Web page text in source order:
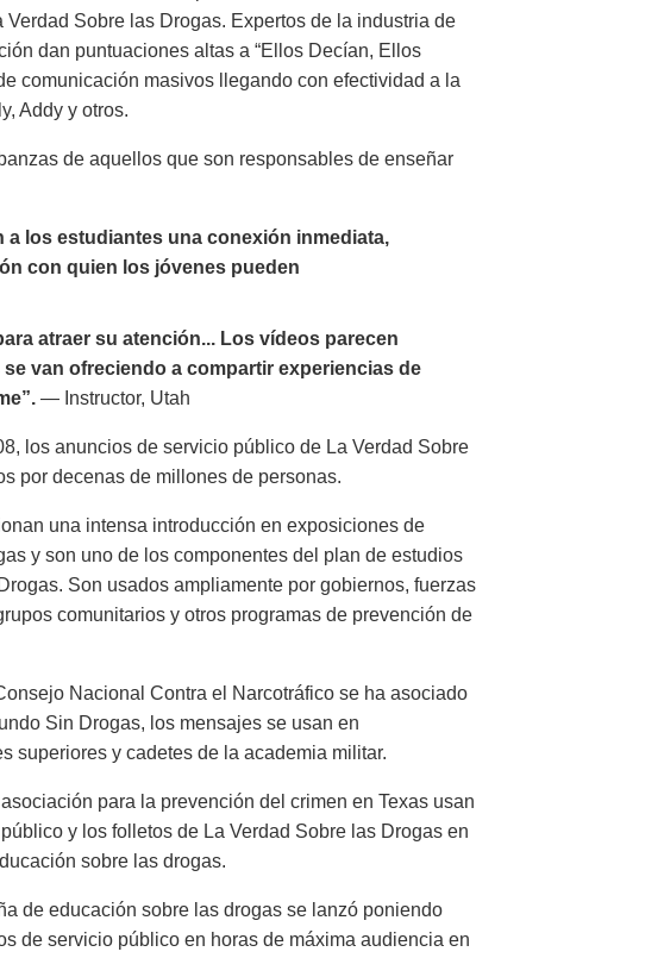
Sobre las Drogas. Expertos de la industria de
dan puntuaciones altas a “Ellos Decían, Ellos
comunicación masivos llegando con efectividad a la
Addy y otros.
de aquellos que son responsables de enseñar
los estudiantes una conexión inmediata,
con quien los jóvenes pueden
atraer su atención... Los vídeos parecen
van ofreciendo a compartir experiencias de
— Instructor, Utah
los anuncios de servicio público de La Verdad Sobre
por decenas de millones de personas.
una intensa introducción en exposiciones de
y son uno de los componentes del plan de estudios
Son usados ampliamente por gobiernos, fuerzas
comunitarios y otros programas de prevención de
Nacional Contra el Narcotráfico se ha asociado
Sin Drogas, los mensajes se usan en
superiores y cadetes de la academia militar.
para la prevención del crimen en Texas usan
y los folletos de La Verdad Sobre las Drogas en
sobre las drogas.
de educación sobre las drogas se lanzó poniendo
de servicio público en horas de máxima audiencia en